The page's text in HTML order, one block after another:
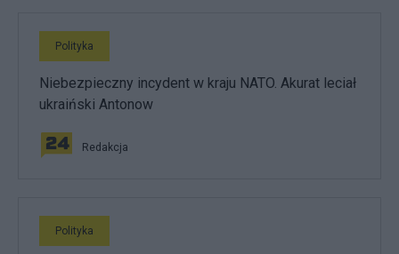
Polityka
Niebezpieczny incydent w kraju NATO. Akurat leciał
ukraiński Antonow
Redakcja
Polityka